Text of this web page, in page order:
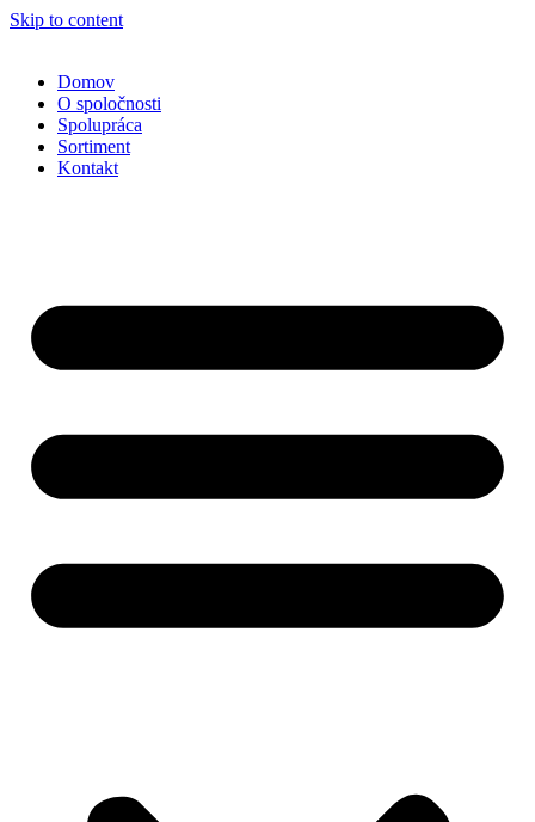
Skip to content
Domov
O spoločnosti
Spolupráca
Sortiment
Kontakt